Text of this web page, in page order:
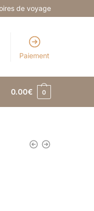
de voyage
Paiement
0.00€ 0